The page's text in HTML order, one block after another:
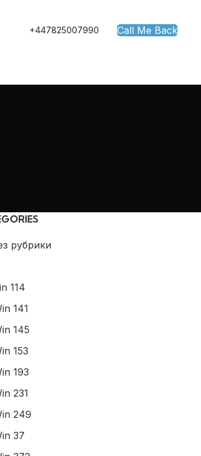
+447825007990 Call Me Back
рубрики
114
141
145
153
193
231
249
37